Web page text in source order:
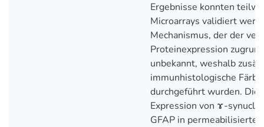
Ergebnisse konnten
Microarrays validiert
Mechanismus, der der
Proteinexpression
unbekannt, weshalb
immunhistologische
durchgeführt wurden.
Expression von ɤ-
GFAP in